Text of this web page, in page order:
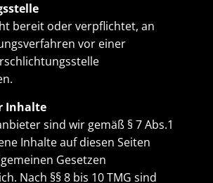
bereit oder verpflichtet, an
vor einer
Inhalte
sind wir gemäß § 7 Abs.1
Inhalte auf diesen Seiten
Gesetzen
Nach §§ 8 bis 10 TMG sind